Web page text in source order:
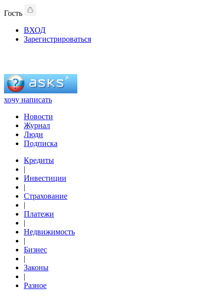
Гость
ВХОД
Зарегистрироваться
хочу написать
Новости
Журнал
Люди
Подписка
Кредиты
|
Инвестиции
|
Страхование
|
Платежи
|
Недвижимость
|
Бизнес
|
Законы
|
Разное